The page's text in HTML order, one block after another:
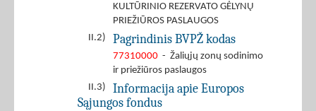
KULTŪRINIO REZERVATO GĖLYNŲ
PRIEŽIŪROS PASLAUGOS
II.2)
Pagrindinis BVPŽ kodas
77310000 - Žaliųjų zonų sodinimo
ir priežiūros paslaugos
II.3)
Informacija apie Europos
Sąjungos fondus